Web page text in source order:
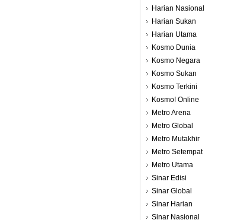
Harian Nasional
Harian Sukan
Harian Utama
Kosmo Dunia
Kosmo Negara
Kosmo Sukan
Kosmo Terkini
Kosmo! Online
Metro Arena
Metro Global
Metro Mutakhir
Metro Setempat
Metro Utama
Sinar Edisi
Sinar Global
Sinar Harian
Sinar Nasional